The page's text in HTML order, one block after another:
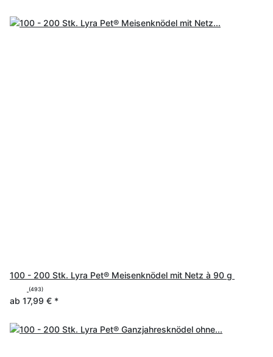
100 - 200 Stk. Lyra Pet® Meisenknödel mit Netz à 90 g
(493)
ab 17,99 € *